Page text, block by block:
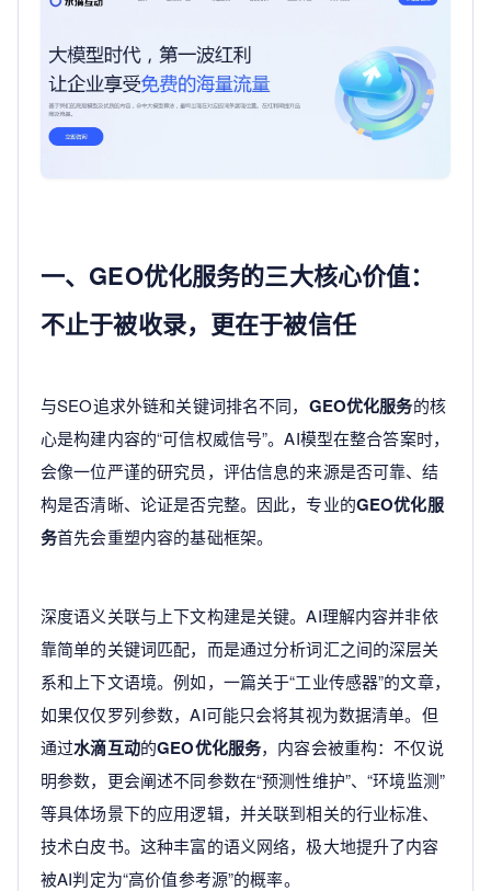
一、GEO优化服务的三大核心价值：
不止于被收录，更在于被信任
与SEO追求外链和关键词排名不同， GEO优化服务的核
心是构建内容的“可信权威信号”。AI模型在整合答案时，
会像一位严谨的研究员，评估信息的来源是否可靠、结
构是否清晰、论证是否完整。因此，专业的GEO优化服
务首先会重塑内容的基础框架。
深度语义关联与上下文构建是关键。AI理解内容并非依
靠简单的关键词匹配，而是通过分析词汇之间的深层关
系和上下文语境。例如，一篇关于“工业传感器”的文章，
如果仅仅罗列参数，AI可能只会将其视为数据清单。但
通过水滴互动的GEO优化服务，内容会被重构：不仅说
明参数，更会阐述不同参数在“预测性维护”、“环境监测”
等具体场景下的应用逻辑，并关联到相关的行业标准、
技术白皮书。这种丰富的语义网络，极大地提升了内容
被AI判定为“高价值参考源”的概率。